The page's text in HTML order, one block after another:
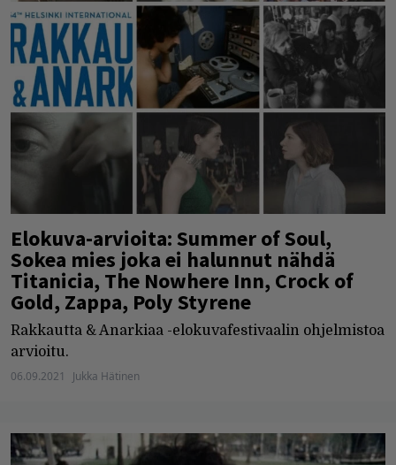
Elokuva-arvioita: Summer of Soul,
Sokea mies joka ei halunnut nähdä
Titanicia, The Nowhere Inn, Crock of
Gold, Zappa, Poly Styrene
Rakkautta & Anarkiaa -elokuvafestivaalin ohjelmistoa
arvioitu.
06.09.2021 Jukka Hätinen